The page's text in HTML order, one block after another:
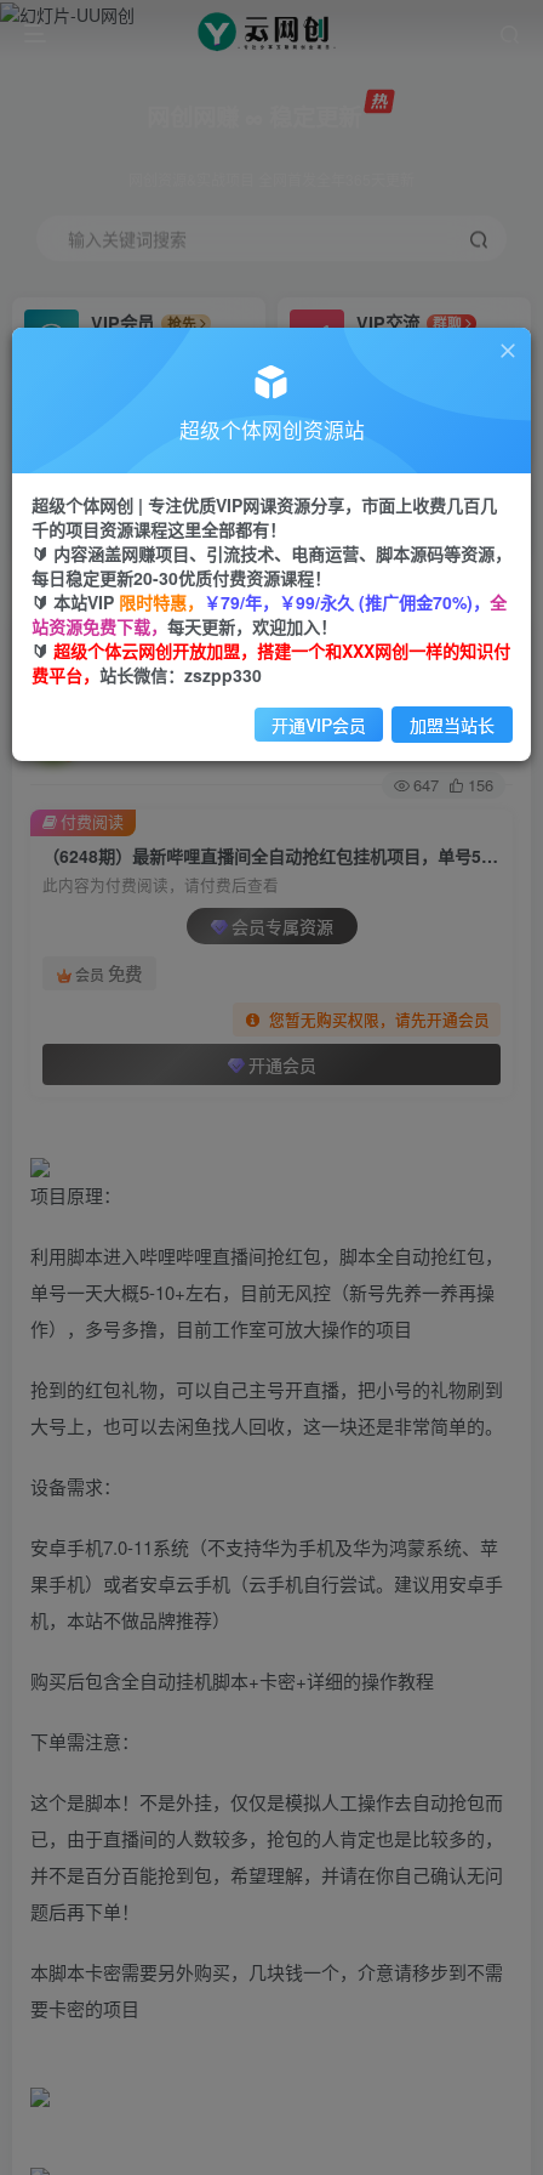
输入关键词搜索
VIP会员
抢先
VIP交流
群聊
研究探讨更多创业项目路子。
会员专属推广链接
招募站长
挂机
项目
脚本卡密
APP下载
GO
首页 创业课程 会员专属 正文
（6248期）最新哔哩直播间全自动抢红包挂机项
目，单号5-10+【脚本+详细教程】
关注 私信
647 156
（6248期）最新哔哩直播间全自动抢红包挂机项目，单号5-10+【脚本+详细教程】
此内容为付费阅读，请付费后查看
会员专属资源
会员 免费
您暂无购买权限，请先开通会员
开通会员
付费阅读
项目原理：
利用脚本进入哔哩哔哩直播间抢红包，脚本全自动抢红包，
单号一天大概5-10+左右，目前无风控（新号先养一养再操
作），多号多撸，目前工作室可放大操作的项目
抢到的红包礼物，可以自己主号开直播，把小号的礼物刷到
大号上，也可以去闲鱼找人回收，这一块还是非常简单的。
设备需求：
安卓手机7.0-11系统（不支持华为手机及华为鸿蒙系统、苹
果手机）或者安卓云手机（云手机自行尝试。建议用安卓手
机，本站不做品牌推荐）
购买后包含全自动挂机脚本+卡密+详细的操作教程
下单需注意：
这个是脚本！不是外挂，仅仅是模拟人工操作去自动抢包而
已，由于直播间的人数较多，抢包的人肯定也是比较多的，
并不是百分百能抢到包，希望理解，并请在你自己确认无问
题后再下单！
本脚本卡密需要另外购买，几块钱一个，介意请移步到不需
要卡密的项目
超级个体网创资源站
超级个体网创 | 专注优质VIP网课资源分享，市面上收费几百几
千的项目资源课程这里全部都有！
🔰 内容涵盖网赚项目、引流技术、电商运营、脚本源码等资源，
每日稳定更新20-30优质付费资源课程！
🔰 本站VIP 限时特惠， ￥79/年，￥99/永久 (推广佣金70%)， 全
站资源免费下载， 每天更新，欢迎加入！
🔰 超级个体云网创开放加盟，搭建一个和XXX网创一样的知识付
费平台， 站长微信：zszpp330
开通VIP会员 加盟当站长